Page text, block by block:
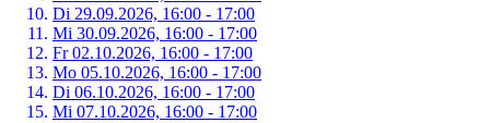
Di 29.09.2026, 16:00 - 17:00
Mi 30.09.2026, 16:00 - 17:00
Fr 02.10.2026, 16:00 - 17:00
Mo 05.10.2026, 16:00 - 17:00
Di 06.10.2026, 16:00 - 17:00
Mi 07.10.2026, 16:00 - 17:00